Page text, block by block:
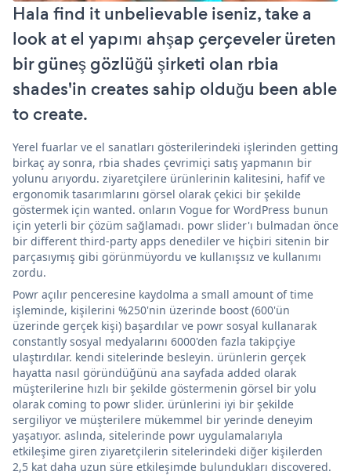
Hala find it unbelievable iseniz, take a
look at el yapımı ahşap çerçeveler üreten
bir güneş gözlüğü şirketi olan rbia
shades'in creates sahip olduğu been able
to create.
Yerel fuarlar ve el sanatları gösterilerindeki işlerinden getting
birkaç ay sonra, rbia shades çevrimiçi satış yapmanın bir
yolunu arıyordu. ziyaretçilere ürünlerinin kalitesini, hafif ve
ergonomik tasarımlarını görsel olarak çekici bir şekilde
göstermek için wanted. onların Vogue for WordPress bunun
için yeterli bir çözüm sağlamadı. powr slider'ı bulmadan önce
bir different third-party apps denediler ve hiçbiri sitenin bir
parçasıymış gibi görünmüyordu ve kullanışsız ve kullanımı
zordu.
Powr açılır penceresine kaydolma a small amount of time
işleminde, kişilerini %250'nin üzerinde boost (600'ün
üzerinde gerçek kişi) başardılar ve powr sosyal kullanarak
constantly sosyal medyalarını 6000'den fazla takipçiye
ulaştırdılar. kendi sitelerinde besleyin. ürünlerin gerçek
hayatta nasıl göründüğünü ana sayfada added olarak
müşterilerine hızlı bir şekilde göstermenin görsel bir yolu
olarak coming to powr slider. ürünlerini iyi bir şekilde
sergiliyor ve müşterilere mükemmel bir yerinde deneyim
yaşatıyor. aslında, sitelerinde powr uygulamalarıyla
etkileşime giren ziyaretçilerin sitelerindeki diğer kişilerden
2,5 kat daha uzun süre etkileşimde bulundukları discovered.